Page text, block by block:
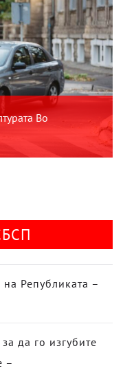
Во
Републиката –
да го изгубите
–